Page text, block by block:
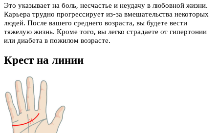
Это указывает на боль, несчастье и неудачу в любовной жизни.
Карьера трудно прогрессирует из-за вмешательства некоторых
людей. После вашего среднего возраста, вы будете вести
тяжелую жизнь. Кроме того, вы легко страдаете от гипертонии
или диабета в пожилом возрасте.
Крест на линии